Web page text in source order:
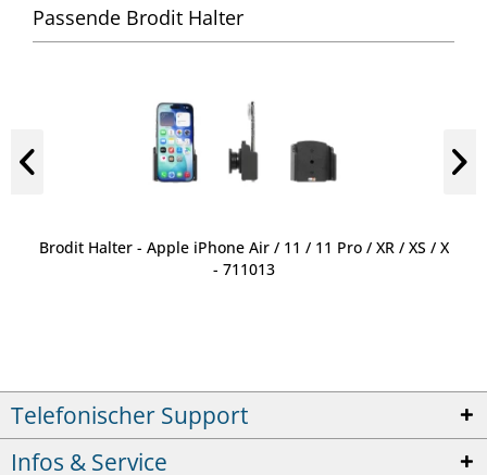
Passende Brodit Halter
Brodit Halter - Apple iPhone Air / 11 / 11 Pro / XR / XS / X
- 711013
Telefonischer Support
Infos & Service